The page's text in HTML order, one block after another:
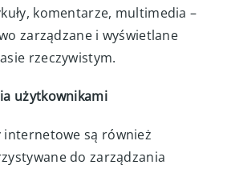
komentarze, multimedia –
zarządzane i wyświetlane
rzeczywistym.
użytkownikami
są również
do zarządzania